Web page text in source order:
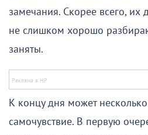
замечания. Скорее всего, их
не слишком хорошо
заняты.
К концу дня может
самочувствие. В первую